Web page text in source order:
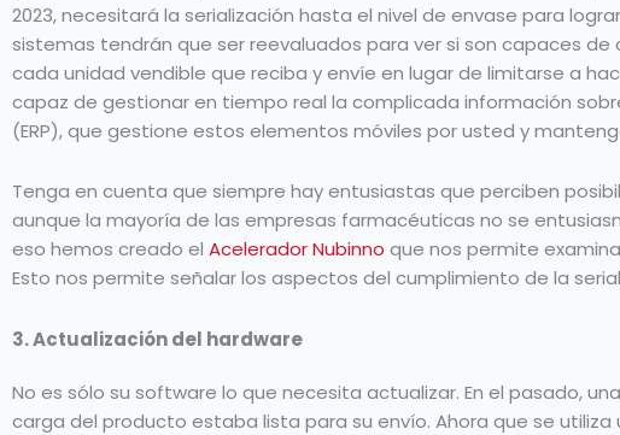
2023, necesitará la serialización hasta el nivel de envase para
sistemas tendrán que ser reevaluados para ver si son capaces
cada unidad vendible que reciba y envíe en lugar de limitarse a
capaz de gestionar en tiempo real la complicada información
(ERP), que gestione estos elementos móviles por usted y
Tenga en cuenta que siempre hay entusiastas que perciben
aunque la mayoría de las empresas farmacéuticas no se
eso hemos creado el Acelerador Nubinno que nos permite
Esto nos permite señalar los aspectos del cumplimiento de la
3. Actualización del hardware
No es sólo su software lo que necesita actualizar. En el pasado,
carga del producto estaba lista para su envío. Ahora que se